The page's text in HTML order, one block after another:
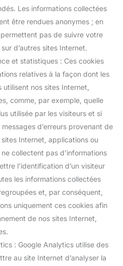
Les informations collectées
être rendues anonymes ; en
pas de suivre votre
d’autres sites Internet.
et statistiques : Ces cookies
relatives à la façon dont les
nos sites Internet,
comme, par exemple, quelle
utilisée par les visiteurs et si
d’erreurs provenant de
Internet, applications ou
collectent pas d’informations
l’identification d’un visiteur
les informations collectées
et, par conséquent,
uniquement ces cookies afin
de nos sites Internet,
: Google Analytics utilise des
au site Internet d’analyser la